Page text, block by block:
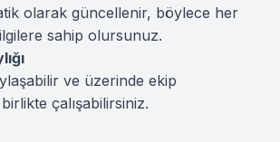
olarak güncellenir, böylece her
sahip olursunuz.
ve üzerinde ekip
çalışabilirsiniz.